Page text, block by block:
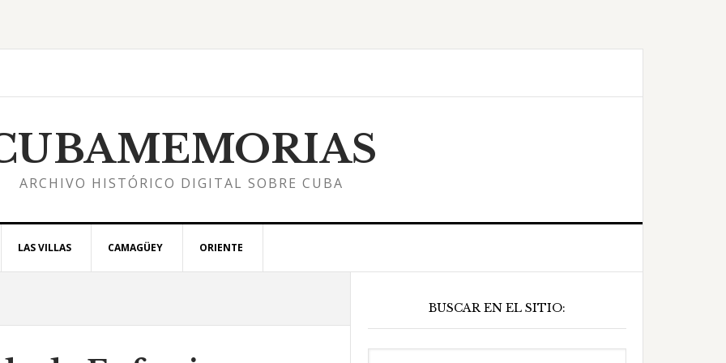
ARCHIVO HISTÓRICO DIGITAL SOBRE CUBA
LAS VILLAS CAMAGÜEY ORIENTE
lateral
principal
BUSCAR EN EL SITIO: